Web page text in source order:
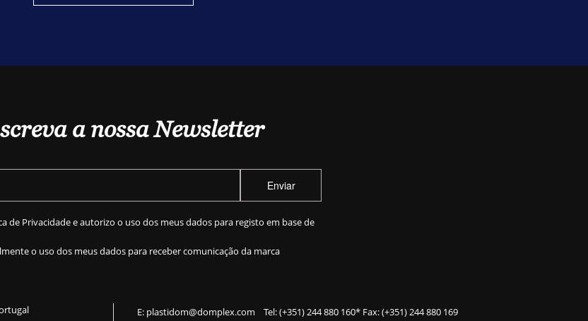
a nossa Newsletter
Enviar
de Privacidadee autorizo o uso dos meus dados para registo em base de
o uso dos meus dados para receber comunicação da marca
E: plastidom@domplex.com Tel:(+351) 244 880 160* Fax: (+351) 244 880 169